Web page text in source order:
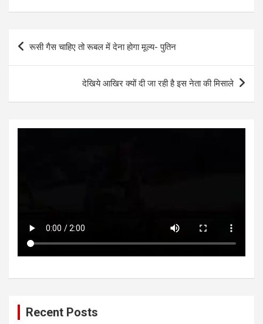
at
s
A
ce
b
o
tt se
n
g
er
ke
n
ar
e
Post
navigation
रूसी गैस चाहिए तो रूबल में देना होगा मूल्य- पुतिन
देखिये आखिर क्यों दी जा रही है इस नेता की मिसाले
Recent Posts